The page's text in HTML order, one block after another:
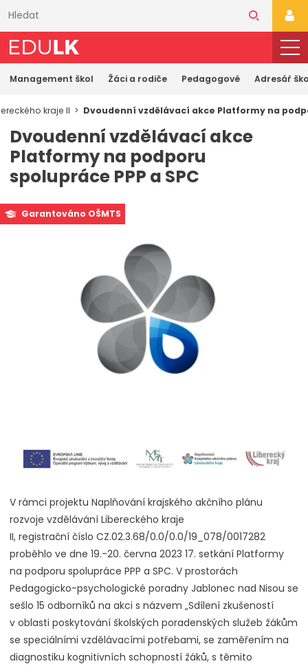
obsahu
Management škol Žáci a rodiče Pedagogové Adresář
kraje II Dvoudenní vzdělávací akce Platformy na
Dvoudenní vzdělávací akce
Platformy na podporu
spolupráce PPP a SPC
Garantováno OŠMTS
V rámci projektu Naplňování krajského akčního plánu
rozvoje vzdělávání Libereckého kraje
II, registrační číslo CZ.02.3.68/0.0/0.0/19_078/0017282
proběhlo ve dne 19.-20. června 2023 17. setkání Platformy
na podporu spolupráce PPP a SPC. V prostorách
Pedagogicko-psychologické poradny Jablonec nad Nisou se
sešlo 15 odborníků na akci s názvem „Sdílení zkušeností
v oblasti poskytování školských poradenských služeb žákům
se speciálními vzdělávacími potřebami, se zaměřením na
diagnostiku kognitivních schopností žáků, s těmito